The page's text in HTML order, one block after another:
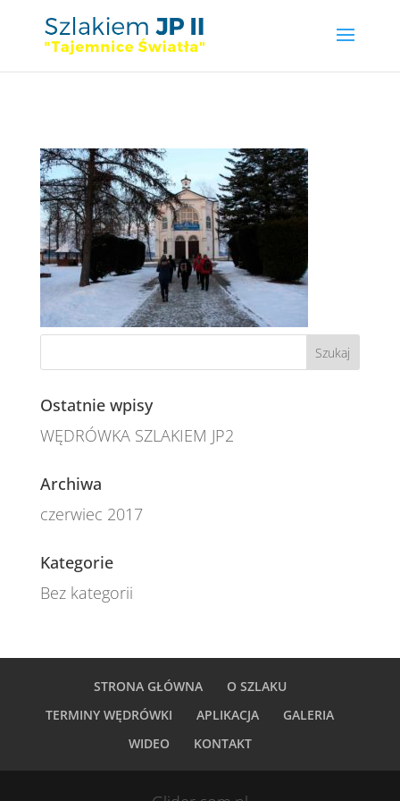
Ostatnie wpisy
WĘDRÓWKA SZLAKIEM JP2
Archiwa
czerwiec 2017
Kategorie
Bez kategorii
STRONA GŁÓWNA
O SZLAKU
TERMINY WĘDRÓWKI
APLIKACJA
GALERIA
WIDEO
KONTAKT